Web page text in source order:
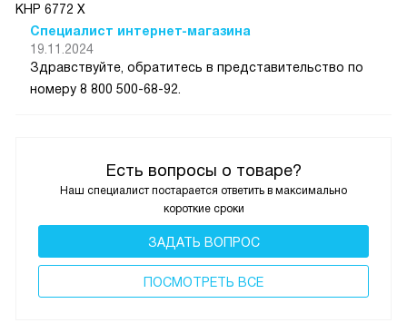
Есть вопросы о товаре?
Наш специалист постарается ответить в максимально
короткие сроки
ЗАДАТЬ ВОПРОС
ПОCМОТРЕТЬ ВСЕ
КНР 6772 Х
Специалист интернет-магазина
19.11.2024
Здравствуйте, обратитесь в представительство по
номеру 8 800 500-68-92.